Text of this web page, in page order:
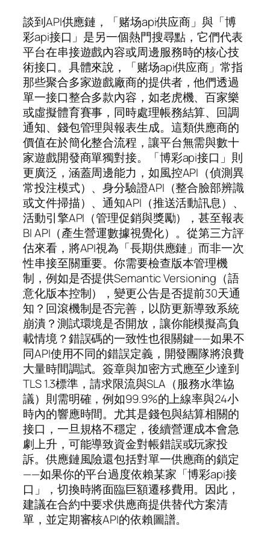
談到API供應鏈，「赌场api供应商」與「博
彩api接口」是另一個熱門搜尋點，它們代表
平台在串接遊戲內容或周邊服務時的核心技
術接口。具體來說，「赌场api供应商」常指
那些聚合多家遊戲廠商的提供者，他們透過
單一接口整合多款內容，如老虎機、百家樂
或虛擬體育賽事，同時處理帳務結算、回調
通知、錢包管理與報表生成。這類供應商的
價值在於簡化整合流程，讓平台無需與數十
家遊戲開發商單獨對接。「博彩api接口」則
更廣泛，涵蓋周邊能力，如風控API（偵測異
常投注模式）、身分驗證API（整合臉部辨識
或文件掃描）、通知API（推送活動訊息）、
活動引擎API（管理促銷與獎勵），甚至報表
BI API（產生營運數據視覺化）。從第三方評
估來看，將API視為「長期供應鏈」而非一次
性串接至關重要。你需要檢查版本管理機
制，例如是否提供Semantic Versioning（語
意化版本控制），變更公告是否提前30天通
知？回滾機制是否完善，以防更新導致系統
崩潰？測試環境是否開放，讓你能模擬高負
載情境？錯誤碼的一致性也很關鍵——如果不
同API使用不同的錯誤定義，開發團隊將浪費
大量時間調試。簽章與加密方式應至少達到
TLS 1.3標準，請求限流與SLA（服務水準協
議）則需明確，例如99.9%的上線率與24小
時內的響應時間。尤其是錢包與結算相關的
接口，一旦規格不穩定，後續營運成本會急
劇上升，可能導致資金對帳錯誤或玩家投
訴。供應鏈風險還包括對單一供應商的鎖定
——如果你的平台過度依賴某家「博彩api接
口」，切換時將面臨巨額遷移費用。因此，
建議在合約中要求供應商提供替代方案清
單，並定期審核API的依賴圖譜。